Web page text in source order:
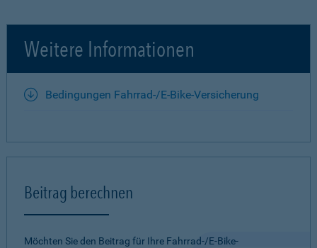
Weitere Informationen
Bedingungen Fahrrad-/E-Bike-Versicherung
Beitrag berechnen
Möchten Sie den Beitrag für Ihre Fahrrad-/E-Bike-